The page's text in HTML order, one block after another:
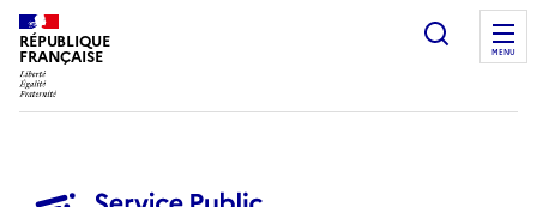
RÉPUBLIQUE
FRANÇAISE
Ouvrir
MENU